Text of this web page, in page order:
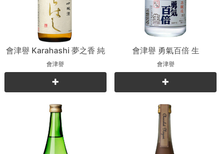
會津譽 Karahashi 夢之香 純
米吟釀
會津譽
會津譽 勇氣百倍 生
會津譽